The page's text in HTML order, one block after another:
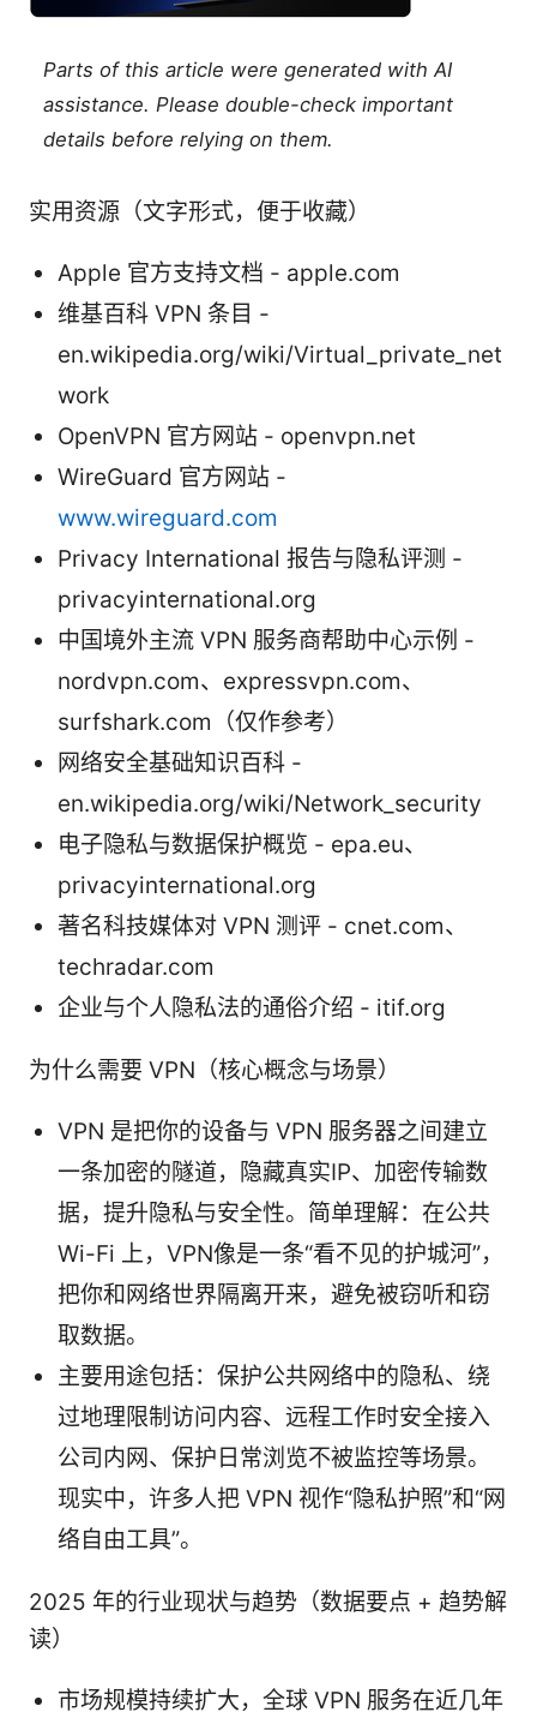
Parts of this article were generated with AI
assistance. Please double-check important
details before relying on them.
实用资源（文字形式，便于收藏）
Apple 官方支持文档 - apple.com
维基百科 VPN 条目 -
en.wikipedia.org/wiki/Virtual_private_net
work
OpenVPN 官方网站 - openvpn.net
WireGuard 官方网站 -
www.wireguard.com
Privacy International 报告与隐私评测 -
privacyinternational.org
中国境外主流 VPN 服务商帮助中心示例 -
nordvpn.com、expressvpn.com、
surfshark.com（仅作参考）
网络安全基础知识百科 -
en.wikipedia.org/wiki/Network_security
电子隐私与数据保护概览 - epa.eu、
privacyinternational.org
著名科技媒体对 VPN 测评 - cnet.com、
techradar.com
企业与个人隐私法的通俗介绍 - itif.org
为什么需要 VPN（核心概念与场景）
VPN 是把你的设备与 VPN 服务器之间建立
一条加密的隧道，隐藏真实IP、加密传输数
据，提升隐私与安全性。简单理解：在公共
Wi-Fi 上，VPN像是一条“看不见的护城河”，
把你和网络世界隔离开来，避免被窃听和窃
取数据。
主要用途包括：保护公共网络中的隐私、绕
过地理限制访问内容、远程工作时安全接入
公司内网、保护日常浏览不被监控等场景。
现实中，许多人把 VPN 视作“隐私护照”和“网
络自由工具”。
2025 年的行业现状与趋势（数据要点 + 趋势解
读）
市场规模持续扩大，全球 VPN 服务在近几年